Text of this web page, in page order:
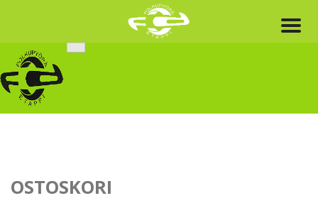
content
OSTOSKORI